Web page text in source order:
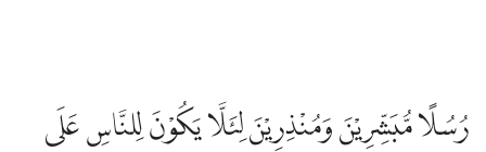
رُسُلًا مُّبَشِّرِيْنَ وَمُنْذِرِيْنَ لِئَلَّا يَكُوْنَ لِلنَّاسِ عَلَى